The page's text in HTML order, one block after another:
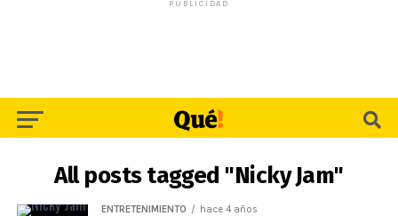
PUBLICIDAD
All posts tagged "Nicky Jam"
ENTRETENIMIENTO hace 4 años